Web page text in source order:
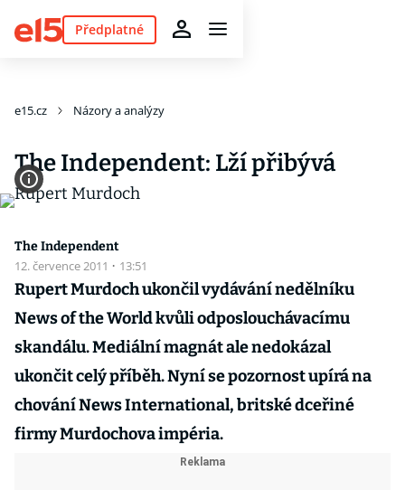
Předplatné
e15.cz Názory a analýzy
The Independent: Lží přibývá
The Independent
12. července 2011 · 13:51
Rupert Murdoch ukončil vydávání nedělníku
News of the World kvůli odposlouchávacímu
skandálu. Mediální magnát ale nedokázal
ukončit celý příběh. Nyní se pozornost upírá na
chování News International, britské dceřiné
firmy Murdochova impéria.